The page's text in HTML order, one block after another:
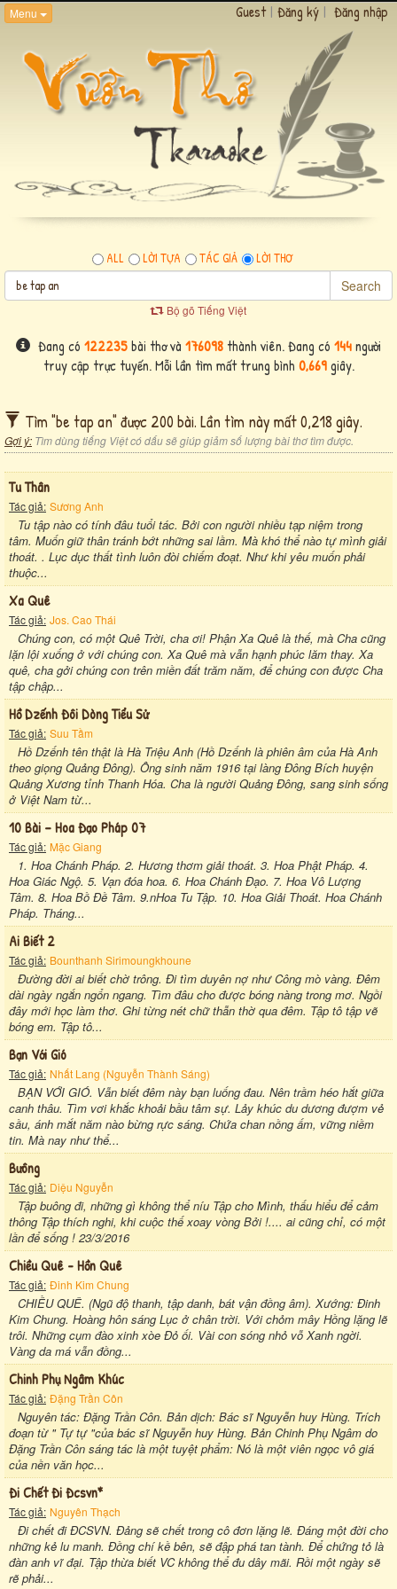
Menu Guest | Đăng ký | Đăng nhập
ALL LỜI TỰA TÁC GIẢ LỜI THƠ
Search
Bộ gõ Tiếng Việt
Đang có 122235bài thơ và 176098 thành viên. Đang có 144người
truy cập trực tuyến. Mỗi lần tìm mất trung bình 0,669giây.
Tìm "be tap an" được 200 bài. Lần tìm này mất 0,218 giây.
Gợi ý: Tìm dùng tiếng Việt có dấu sẽ giúp giảm số lượng bài thơ tìm được.
Tu Thân
Tác giả: Sương Anh
Tu tập nào có tính đâu tuổi tác. Bởi con người nhiều tạp niệm trong
tâm. Muốn giữ thân tránh bớt những sai lầm. Mà khó thể nào tự mình giải
thoát. . Lục dục thất tình luôn đòi chiếm đoạt. Như khi yêu muốn phải
thuộc...
Xa Quê
Tác giả: Jos. Cao Thái
Chúng con, có một Quê Trời, cha ơi! Phận Xa Quê là thế, mà Cha cũng
lặn lội xuống ở với chúng con. Xa Quê mà vẫn hạnh phúc lăm thay. Xa
quê, cha gởi chúng con trên miền đất trăm năm, để chúng con được Cha
tập chập...
Hồ Dzếnh Đôi Dòng Tiểu Sử
Tác giả: Suu Tầm
Hồ Dzếnh tên thật là Hà Triệu Anh (Hồ Dzếnh là phiên âm của Hà Anh
theo giọng Quảng Đông). Ông sinh năm 1916 tại làng Đông Bích huyện
Quảng Xương tỉnh Thanh Hóa. Cha là người Quảng Đông, sang sinh sống
ở Việt Nam từ...
10 Bài – Hoa Đạo Pháp 07
Tác giả: Mặc Giang
1. Hoa Chánh Pháp. 2. Hương thơm giải thoát. 3. Hoa Phật Pháp. 4.
Hoa Giác Ngộ. 5. Vạn đóa hoa. 6. Hoa Chánh Đạo. 7. Hoa Vô Lượng
Tâm. 8. Hoa Bồ Đề Tâm. 9.nHoa Tu Tập. 10. Hoa Giải Thoát. Hoa Chánh
Pháp. Tháng...
Ai Biết 2
Tác giả: Bounthanh Sirimoungkhoune
Đường đời ai biết chờ trông. Đi tìm duyên nợ như Công mò vàng. Đêm
dài ngày ngắn ngổn ngang. Tìm đâu cho được bóng nàng trong mơ. Ngồi
đây mới học làm thơ. Ghi từng nét chữ thẫn thờ qua đêm. Tập tô tập vẽ
bóng em. Tập tô...
Bạn Với Gió
Tác giả: Nhất Lang (Nguyễn Thành Sáng)
BẠN VỚI GIÓ. Vẫn biết đêm này bạn luống đau. Nên trầm héo hắt giữa
canh thâu. Tìm vơi khắc khoải bầu tâm sự. Lảy khúc du dương đượm vẻ
sầu, ánh mắt năm nào bừng rực sáng. Chứa chan nồng ấm, vững niềm
tin. Mà nay như thể...
Bưông
Tác giả: Diệu Nguyễn
Tập buông đi, những gì không thể níu Tập cho Mình, thấu hiểu để cảm
thông Tập thích nghi, khi cuộc thế xoay vòng Bởi !.... ai cũng chỉ, có một
lần để sống ! 23/3/2016
Chiều Quê - Hồn Quê
Tác giả: Đinh Kim Chung
CHIỀU QUÊ. (Ngũ độ thanh, tập danh, bát vận đồng âm). Xướng: Đinh
Kim Chung. Hoàng hôn sáng Lục ở chân trời. Với chỏm mây Hồng lặng lẽ
trôi. Những cụm đào xinh xòe Đỏ ối. Vài con sóng nhỏ vỗ Xanh ngời.
Vàng da má vẫn đồng...
Chinh Phụ Ngâm Khúc
Tác giả: Đặng Trần Côn
Nguyên tác: Đặng Trần Côn. Bản dịch: Bác sĩ Nguyễn huy Hùng. Trích
đoạn từ " Tự tự "của bác sĩ Nguyễn huy Hùng. Bản Chinh Phụ Ngâm do
Đặng Trần Côn sáng tác là một tuyệt phẩm: Nó là một viên ngọc vô giá
của nền văn học...
Đi Chết Đi Đcsvn*
Tác giả: Nguyên Thạch
Đi chết đi ĐCSVN. Đảng sẽ chết trong cô đơn lặng lẽ. Đáng một đời cho
những kẻ lu manh. Đồng chí kề bên, sẽ đập phá tan tành. Để chứng tỏ là
đàn anh vĩ đại. Tập thừa biết VC không thể đu dây mãi. Rồi một ngày sẽ
rẽ phải...